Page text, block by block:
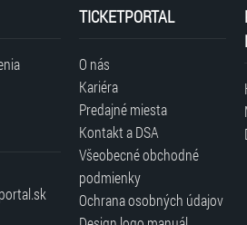
TICKETPORTAL
O nás
Kariéra
Predajné miesta
Kontakt a DSA
Všeobecné obchodné
podmienky
Ochrana osobných údajov